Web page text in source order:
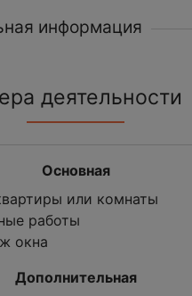
информация
деятельности
Основная
или комнаты
работы
окна
Дополнительная